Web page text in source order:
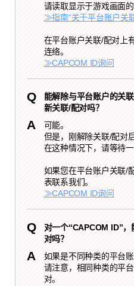
请读取显示于游戏画面
≫指南“关于平台账户关
在平台账户关联/配对上
连络。
≫CAPCOM ID询问
能解除与平台账户的关
新关联/配对吗？
可能。
但是，刚解除关联/配对
在这种情况下，请等待
如果您在平台账户关联/
表联系我们。
≫CAPCOM ID询问
对一个“CAPCOM ID”
对吗？
如果是不同种类的平台账
请注意，相同种类的平
对。